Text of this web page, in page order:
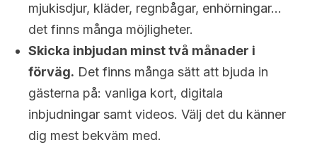
mjukisdjur, kläder, regnbågar, enhörningar…
det finns många möjligheter.
Skicka inbjudan minst två månader i
förväg. Det finns många sätt att bjuda in
gästerna på: vanliga kort, digitala
inbjudningar samt videos. Välj det du känner
dig mest bekväm med.